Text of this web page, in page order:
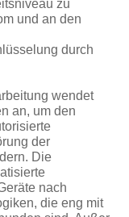
zu
und an den
durch
wendet
an, um den
der
Die
nach
die eng mit